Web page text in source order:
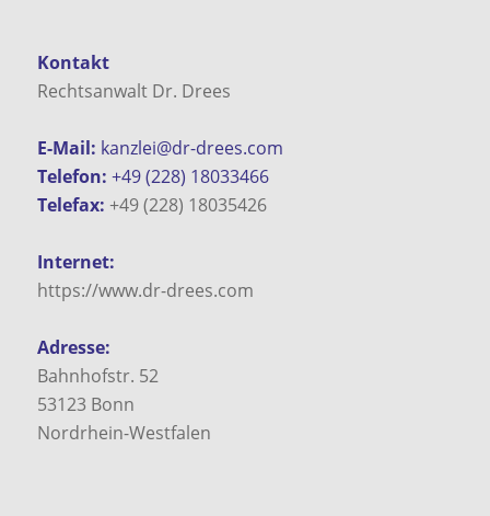
Kontakt
Rechtsanwalt Dr. Drees
E-Mail: kanzlei@dr-drees.com
Telefon: +49 (228) 18033466
Telefax: +49 (228) 18035426
Internet:
https://www.dr-drees.com
Adresse:
Bahnhofstr. 52
53123Bonn
Nordrhein-Westfalen